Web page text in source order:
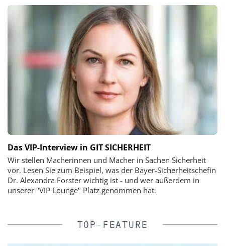
Das VIP-Interview in GIT SICHERHEIT
Wir stellen Macherinnen und Macher in Sachen Sicherheit
vor. Lesen Sie zum Beispiel, was der Bayer-Sicherheitschefin
Dr. Alexandra Forster wichtig ist - und wer außerdem in
unserer "VIP Lounge" Platz genommen hat.
TOP-FEATURE